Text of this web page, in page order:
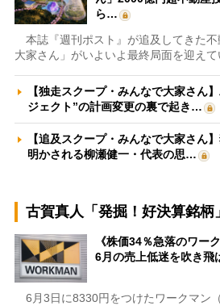
ら…
本誌『週刊ポスト』が追及してきた
大家さん」がいよいよ最終局面を迎え
【独走スクープ・みんなで大家さん
ジェクト”の計画変更の裏で起き…
【追及スクープ・みんなで大家さん
明かされる柳瀬健一・代表の思…
古賀真人「発掘！好決算銘柄」
《株価34％急落のワー
6月の売上低迷を吹き
6月3日に8330円をつけたワークマン